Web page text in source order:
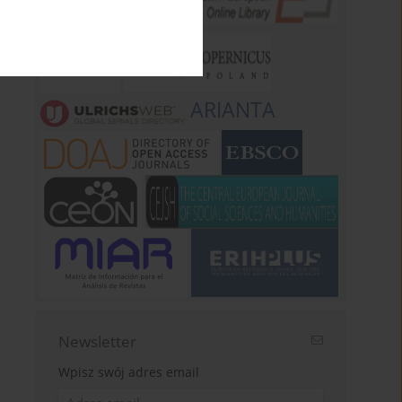
ARIANTA
Newsletter
Wpisz swój adres email